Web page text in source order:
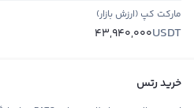
مارکت کپ (ارزش بازار)
USDT
43,940,000
خرید رتس